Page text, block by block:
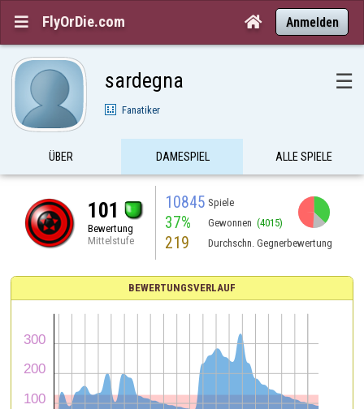
 FlyOrDie.com  Anmelden
sardegna ☰
Fanatiker
ÜBER DAMESPIEL ALLE SPIELE
101
Bewertung
Mittelstufe
10845 Spiele
37% Gewonnen (4015)
219 Durchschn. Gegnerbewertung
BEWERTUNGSVERLAUF